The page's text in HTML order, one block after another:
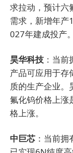
求拉动，预计六
需求，新增年产
027年建成投产。
昊华科技 ：当
产品可应用于存
质的生产企业。
氟化钨价格上涨
格上涨。
中巨芯 ：当前